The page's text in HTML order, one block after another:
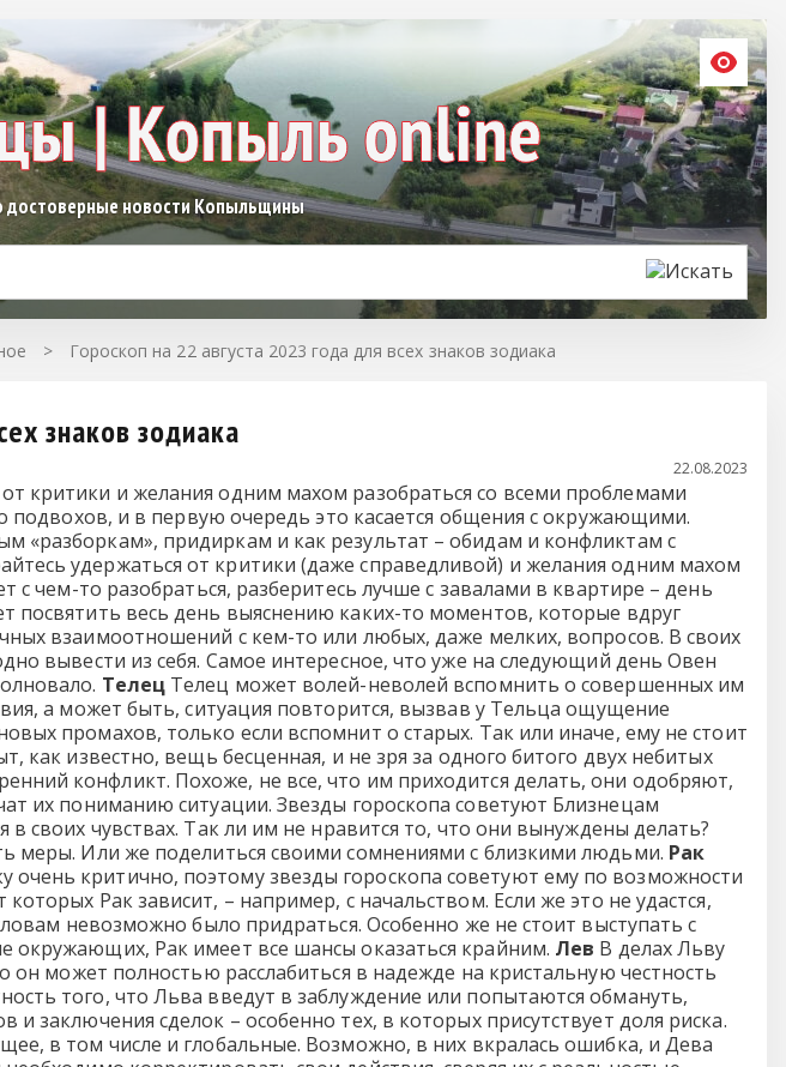
достоверные новости Копыльщины
> Гороскоп на 22 августа 2023 года для всех знаков зодиака
знаков зодиака
22.08.2023
критики и желания одним махом разобраться со всеми проблемами
подвохов, и в первую очередь это касается общения с окружающими.
«разборкам», придиркам и как результат – обидам и конфликтам с
удержаться от критики (даже справедливой) и желания одним махом
с чем-то разобраться, разберитесь лучше с завалами в квартире – день
посвятить весь день выяснению каких-то моментов, которые вдруг
взаимоотношений с кем-то или любых, даже мелких, вопросов. В своих
вывести из себя. Самое интересное, что уже на следующий день Овен
Телец Телец может волей-неволей вспомнить о совершенных им
а может быть, ситуация повторится, вызвав у Тельца ощущение
промахов, только если вспомнит о старых. Так или иначе, ему не стоит
как известно, вещь бесценная, и не зря за одного битого двух небитых
конфликт. Похоже, не все, что им приходится делать, они одобряют,
их пониманию ситуации. Звезды гороскопа советуют Близнецам
своих чувствах. Так ли им не нравится то, что они вынуждены делать?
меры. Или же поделиться своими сомнениями с близкими людьми. Рак
критично, поэтому звезды гороскопа советуют ему по возможности
Рак зависит, – например, с начальством. Если же это не удастся,
невозможно было придраться. Особенно же не стоит выступать с
окружающих, Рак имеет все шансы оказаться крайним. Лев В делах Льву
он может полностью расслабиться в надежде на кристальную честность
того, что Льва введут в заблуждение или попытаются обмануть,
заключения сделок – особенно тех, в которых присутствует доля риска.
в том числе и глобальные. Возможно, в них вкралась ошибка, и Дева